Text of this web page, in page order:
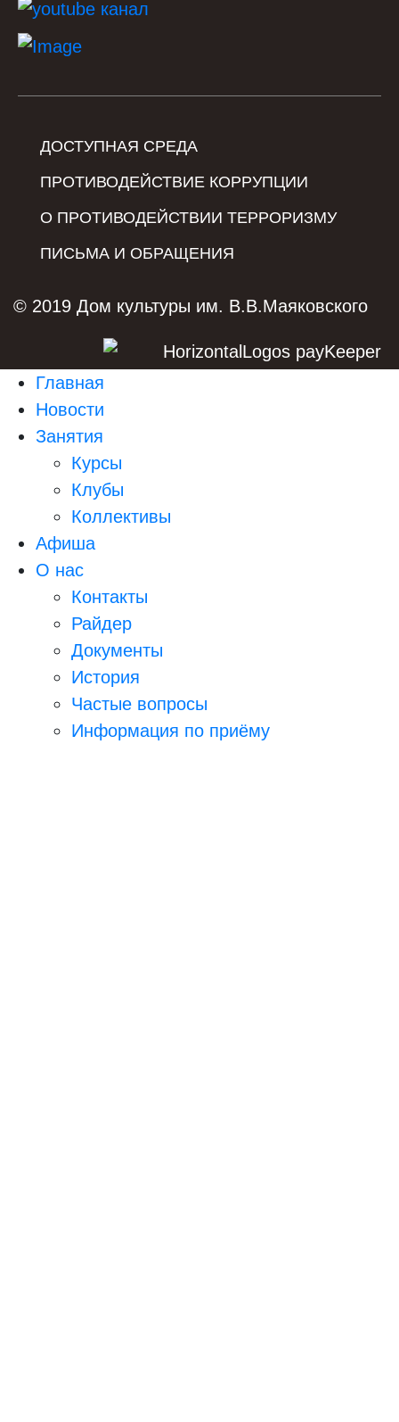
ДОСТУПНАЯ СРЕДА
ПРОТИВОДЕЙСТВИЕ КОРРУПЦИИ
О ПРОТИВОДЕЙСТВИИ ТЕРРОРИЗМУ
ПИСЬМА И ОБРАЩЕНИЯ
© 2019 Дом культуры им. В.В.Маяковского
Главная
Новости
Занятия
Курсы
Клубы
Коллективы
Афиша
О нас
Контакты
Райдер
Документы
История
Частые вопросы
Информация по приёму